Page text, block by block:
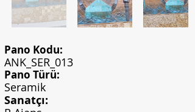
Pano Kodu:
ANK_SER_013
Pano Türü:
Seramik
Sanatçı: